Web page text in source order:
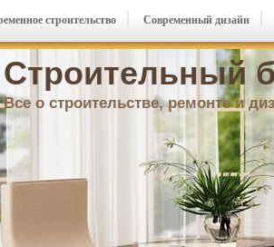
Строительный
Все о строительстве, ремонте и
строительство Современный дизайн